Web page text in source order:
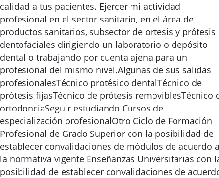
calidad a tus pacientes. Ejercer mi actividad
profesional en el sector sanitario, en el área de
productos sanitarios, subsector de ortesis y prótesis
dentofaciales dirigiendo un laboratorio o depósito
dental o trabajando por cuenta ajena para un
profesional del mismo nivel.Algunas de sus salidas
profesionalesTécnico protésico dentalTécnico de
prótesis fijasTécnico de prótesis removiblesTécnico
ortodonciaSeguir estudiando Cursos de
especialización profesionalOtro Ciclo de Formación
Profesional de Grado Superior con la posibilidad de
establecer convalidaciones de módulos de acuerdo a
la normativa vigente Enseñanzas Universitarias con
posibilidad de establecer convalidaciones de